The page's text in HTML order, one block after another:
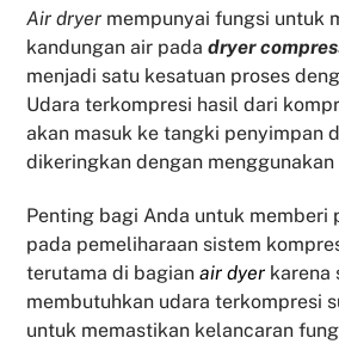
Air dryer mempunyai fungsi untuk
kandungan air padadryer
menjadi satu kesatuan proses
Udara terkompresi hasil dari
akan masuk ke tangki penyimpan
dikeringkan dengan menggunakan
Penting bagi Anda untuk memberi
pada pemeliharaan sistem
terutama di bagianair dyer karena
membutuhkan udara terkompresi
untuk memastikan kelancaran